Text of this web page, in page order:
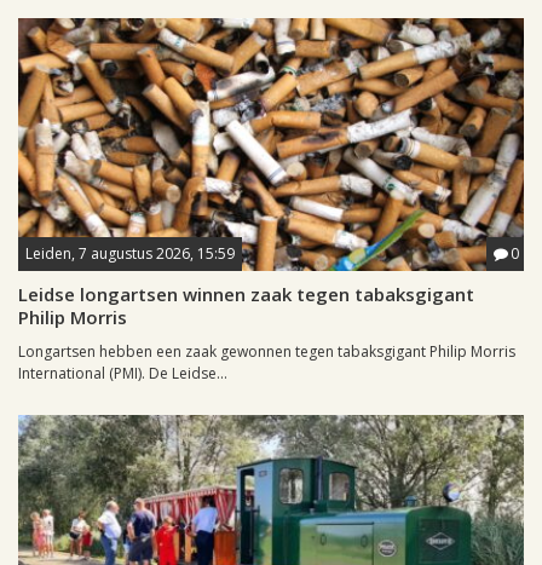
Leiden, 7 augustus 2026, 15:59 0
Leidse longartsen winnen zaak tegen tabaksgigant
Philip Morris
Longartsen hebben een zaak gewonnen tegen tabaksgigant Philip Morris
International (PMI). De Leidse...